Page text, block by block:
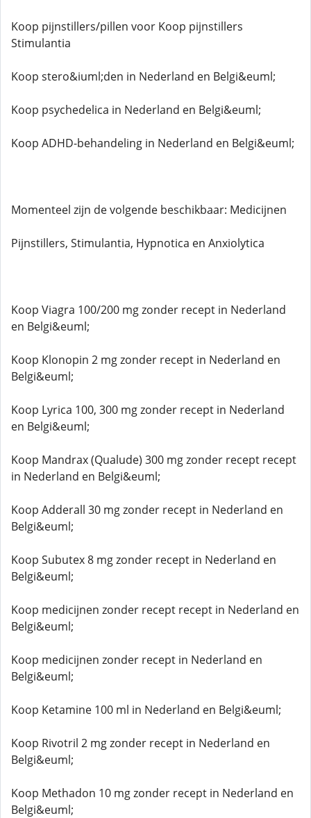
Koop pijnstillers/pillen voor Koop pijnstillers
Stimulantia
Koop stero&iuml;den in Nederland en Belgi&euml;
Koop psychedelica in Nederland en Belgi&euml;
Koop ADHD-behandeling in Nederland en Belgi&euml;
Momenteel zijn de volgende beschikbaar: Medicijnen
Pijnstillers, Stimulantia, Hypnotica en Anxiolytica
Koop Viagra 100/200 mg zonder recept in Nederland
en Belgi&euml;
Koop Klonopin 2 mg zonder recept in Nederland en
Belgi&euml;
Koop Lyrica 100, 300 mg zonder recept in Nederland
en Belgi&euml;
Koop Mandrax (Qualude) 300 mg zonder recept recept
in Nederland en Belgi&euml;
Koop Adderall 30 mg zonder recept in Nederland en
Belgi&euml;
Koop Subutex 8 mg zonder recept in Nederland en
Belgi&euml;
Koop medicijnen zonder recept recept in Nederland en
Belgi&euml;
Koop medicijnen zonder recept in Nederland en
Belgi&euml;
Koop Ketamine 100 ml in Nederland en Belgi&euml;
Koop Rivotril 2 mg zonder recept in Nederland en
Belgi&euml;
Koop Methadon 10 mg zonder recept in Nederland en
Belgi&euml;